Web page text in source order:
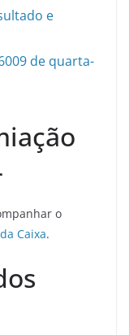
e
de quarta-
o
Caixa.